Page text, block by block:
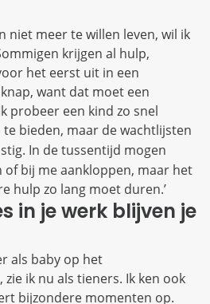
niet meer te willen leven, wil ik
krijgen al hulp,
het eerst uit in een
want dat moet een
probeer een kind zo snel
bieden, maar de wachtlijsten
In de tussentijd mogen
bij me aankloppen, maar het
hulp zo lang moet duren.’
in je werk blijven je
als baby op het
ik nu als tieners. Ik ken ook
bijzondere momenten op.